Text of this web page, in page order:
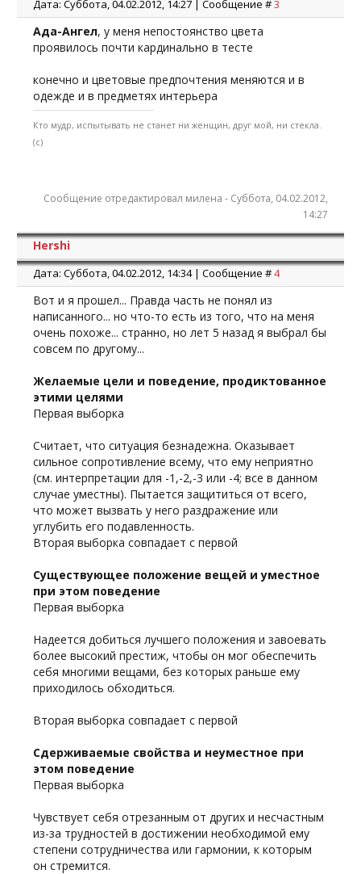
Дата: Суббота, 04.02.2012, 14:27 | Сообщение #3
Ада-Ангел, у меня непостоянство цвета
проявилось почти кардинально в тесте
конечно и цветовые предпочтения меняются и в
одежде и в предметях интерьера
Кто мудр, испытывать не станет ни женщин, друг мой, ни стекла.
(с)
Сообщение отредактировал милена - Суббота, 04.02.2012,
14:27
Hershi
Дата: Суббота, 04.02.2012, 14:34 | Сообщение #4
Вот и я прошел... Правда часть не понял из
написанного... но что-то есть из того, что на меня
очень похоже... странно, но лет 5 назад я выбрал бы
совсем по другому...
Желаемые цели и поведение, продиктованное
этими целями
Первая выборка
Считает, что ситуация безнадежна. Оказывает
сильное сопротивление всему, что ему неприятно
(см. интерпретации для -1,-2,-3 или -4; все в данном
случае уместны). Пытается защититься от всего,
что может вызвать у него раздражение или
углубить его подавленность.
Вторая выборка совпадает с первой
Существующее положение вещей и уместное
при этом поведение
Первая выборка
Hадеется добиться лучшего положения и завоевать
более высокий престиж, чтобы он мог обеспечить
себя многими вещами, без которых раньше ему
приходилось обходиться.
Вторая выборка совпадает с первой
Сдерживаемые свойства и неуместное при
этом поведение
Первая выборка
Чувствует себя отрезанным от других и несчастным
из-за трудностей в достижении необходимой ему
степени сотрудничества или гармонии, к которым
он стремится.